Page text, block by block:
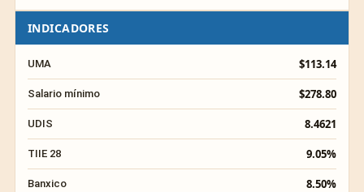
INDICADORES
UMA $113.14
Salario mínimo $278.80
UDIS 8.4621
TIIE 28 9.05%
Banxico 8.50%